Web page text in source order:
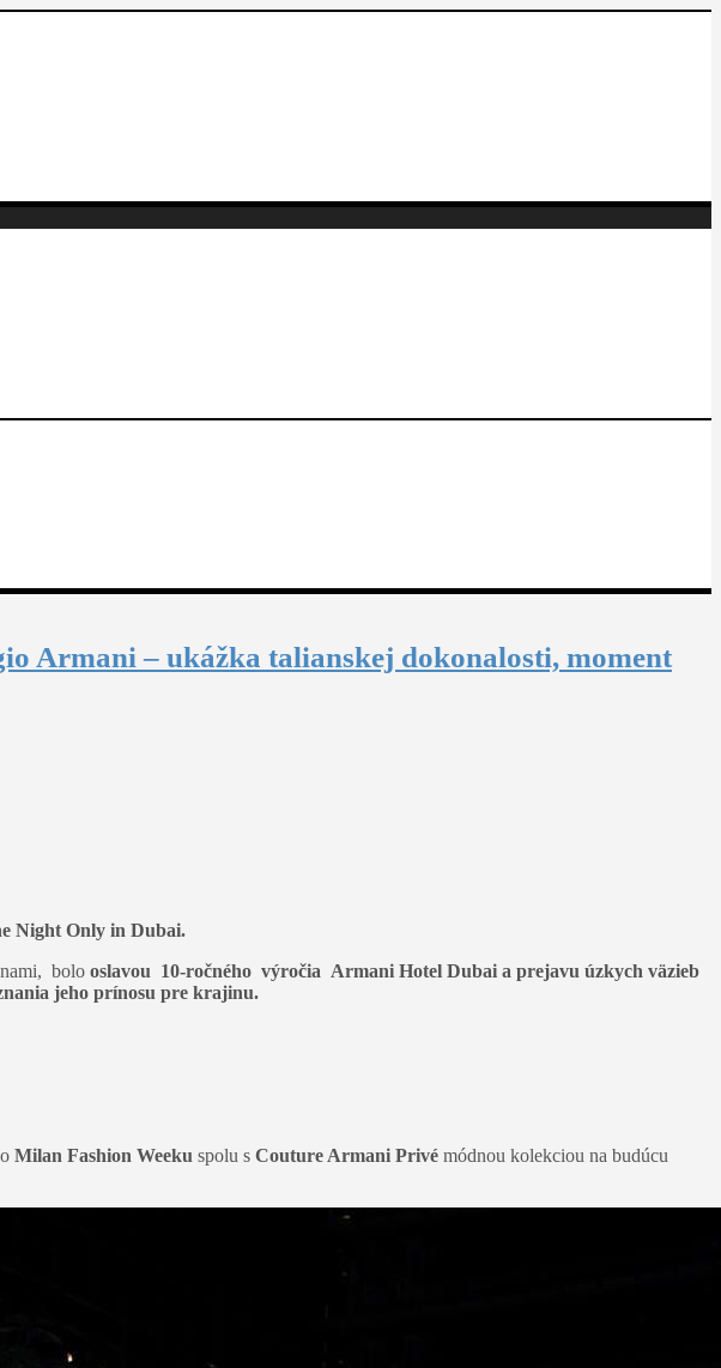
Armani – ukážka talianskej dokonalosti, moment
Night Only in Dubai.
bolo oslavou 10-ročného výročia Armani Hotel Dubai a prejavu úzkych väzieb
jeho prínosu pre krajinu.
Milan Fashion Weeku spolu s Couture Armani Privé módnou kolekciou na budúcu